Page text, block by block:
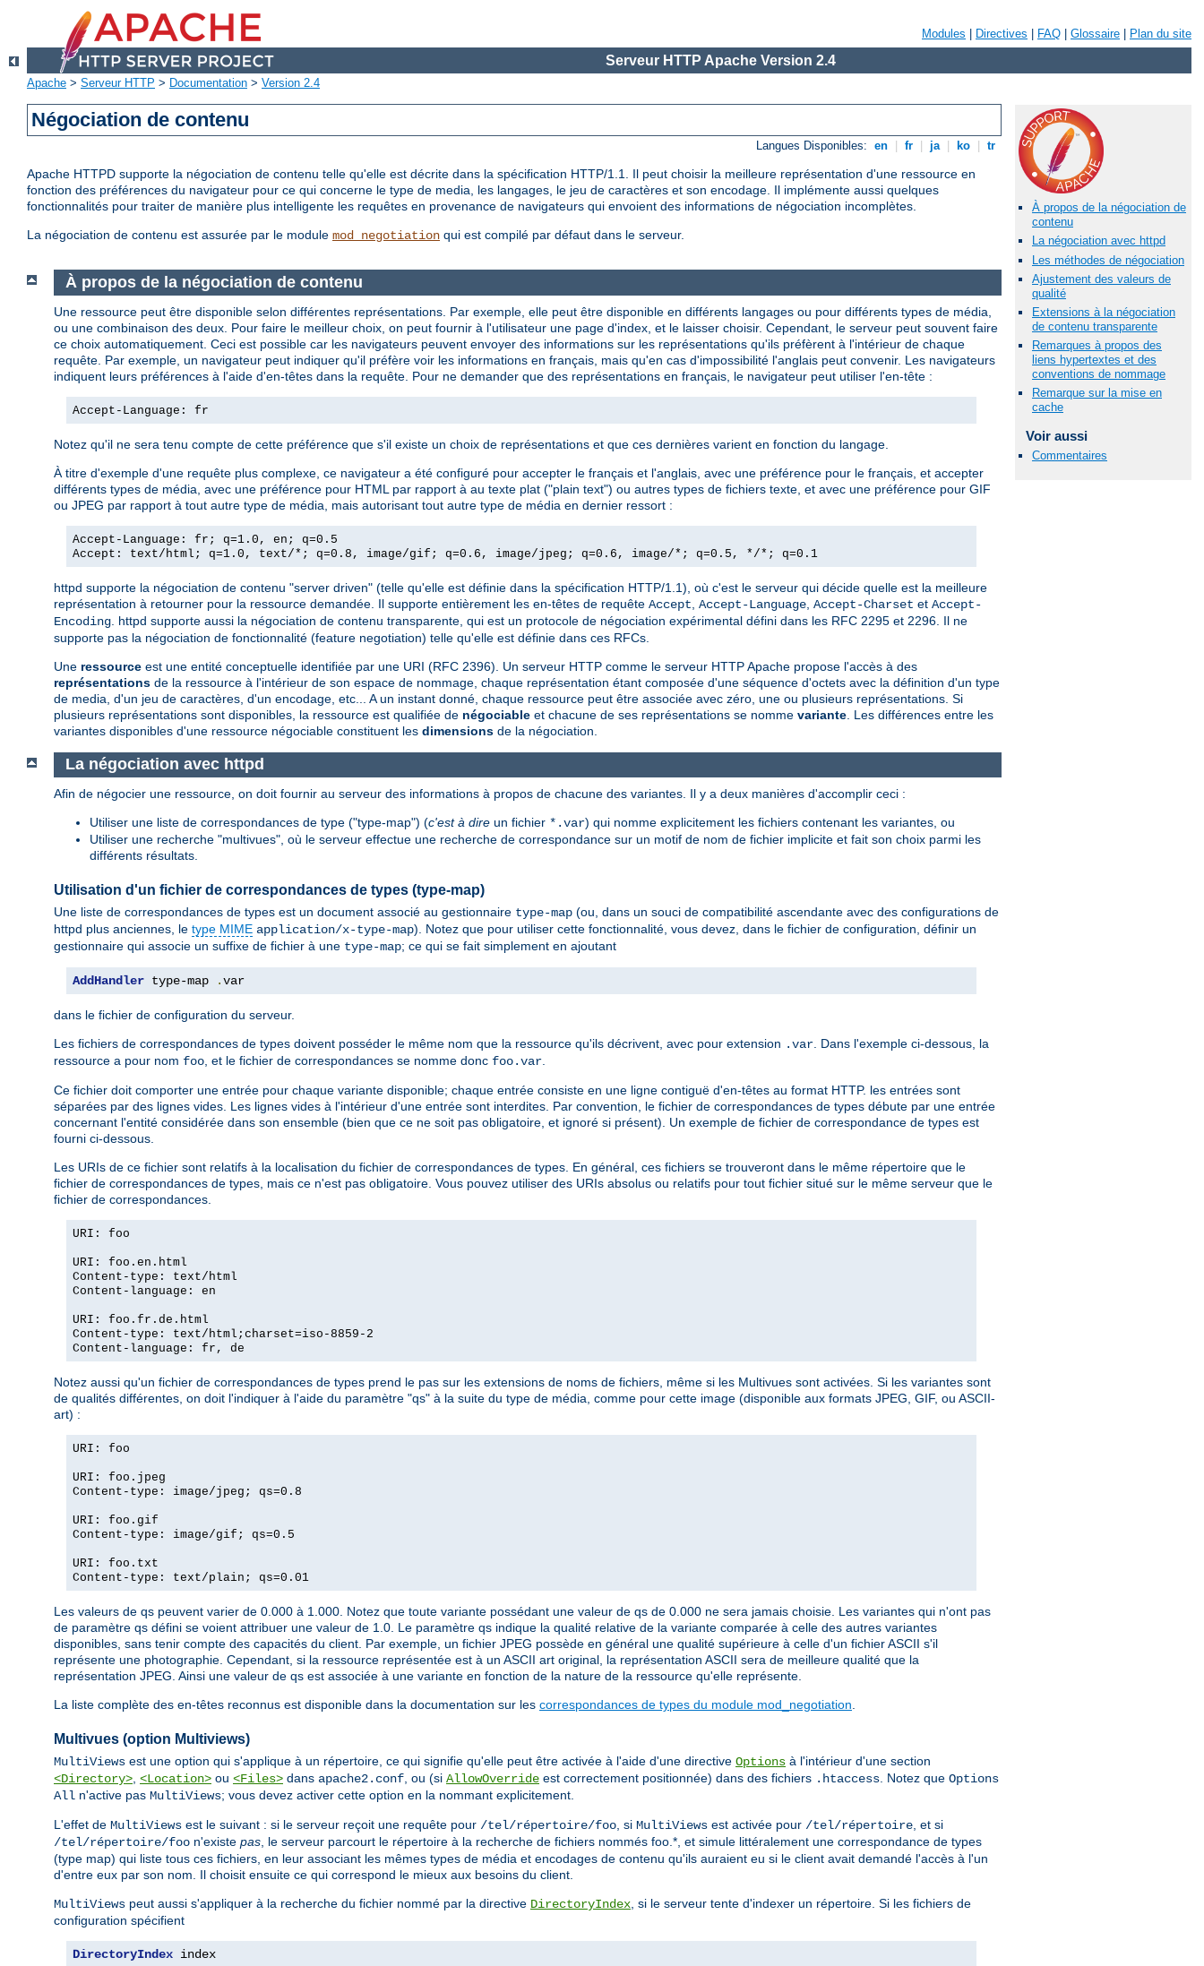
Modules Directives FAQ Glossaire Plan du site
Serveur HTTP Apache Version 2.4
Apache > Serveur HTTP > Documentation > Version 2.4
Négociation de contenu
Langues Disponibles: en fr ja ko tr
Apache HTTPD supporte la négociation de contenu telle qu'elle est décrite dans la spécification HTTP/1.1. Il peut choisir la meilleure représentation d'une ressource en
fonction des préférences du navigateur pour ce qui concerne le type de media, les langages, le jeu de caractères et son encodage. Il implémente aussi quelques
fonctionnalités pour traiter de manière plus intelligente les requêtes en provenance de navigateurs qui envoient des informations de négociation incomplètes.
La négociation de contenu est assurée par le module mod_negotiation qui est compilé par défaut dans le serveur.
À propos de la négociation de
contenu
La négociation avec httpd
Les méthodes de négociation
Ajustement des valeurs de
qualité
Extensions à la négociation
de contenu transparente
Remarques à propos des
liens hypertextes et des
conventions de nommage
Remarque sur la mise en
cache
Voir aussi
Commentaires
À propos de la négociation de contenu
Une ressource peut être disponible selon différentes représentations. Par exemple, elle peut être disponible en différents langages ou pour différents types de média,
ou une combinaison des deux. Pour faire le meilleur choix, on peut fournir à l'utilisateur une page d'index, et le laisser choisir. Cependant, le serveur peut souvent faire
ce choix automatiquement. Ceci est possible car les navigateurs peuvent envoyer des informations sur les représentations qu'ils préfèrent à l'intérieur de chaque
requête. Par exemple, un navigateur peut indiquer qu'il préfère voir les informations en français, mais qu'en cas d'impossibilité l'anglais peut convenir. Les navigateurs
indiquent leurs préférences à l'aide d'en-têtes dans la requête. Pour ne demander que des représentations en français, le navigateur peut utiliser l'en-tête :
Accept-Language: fr
Notez qu'il ne sera tenu compte de cette préférence que s'il existe un choix de représentations et que ces dernières varient en fonction du langage.
À titre d'exemple d'une requête plus complexe, ce navigateur a été configuré pour accepter le français et l'anglais, avec une préférence pour le français, et accepter
différents types de média, avec une préférence pour HTML par rapport à au texte plat ("plain text") ou autres types de fichiers texte, et avec une préférence pour GIF
ou JPEG par rapport à tout autre type de média, mais autorisant tout autre type de média en dernier ressort :
Accept-Language: fr; q=1.0, en; q=0.5
Accept: text/html; q=1.0, text/*; q=0.8, image/gif; q=0.6, image/jpeg; q=0.6, image/*; q=0.5, */*; q=0.1
httpd supporte la négociation de contenu "server driven" (telle qu'elle est définie dans la spécification HTTP/1.1), où c'est le serveur qui décide quelle est la meilleure
représentation à retourner pour la ressource demandée. Il supporte entièrement les en-têtes de requête Accept Accept-Language Accept-Charset et Accept-
Encoding . httpd supporte aussi la négociation de contenu transparente, qui est un protocole de négociation expérimental défini dans les RFC 2295 et 2296. Il ne
supporte pas la négociation de fonctionnalité (feature negotiation) telle qu'elle est définie dans ces RFCs.
Une ressource est une entité conceptuelle identifiée par une URI (RFC 2396). Un serveur HTTP comme le serveur HTTP Apache propose l'accès à des
représentations de la ressource à l'intérieur de son espace de nommage, chaque représentation étant composée d'une séquence d'octets avec la définition d'un type
de media, d'un jeu de caractères, d'un encodage, etc... A un instant donné, chaque ressource peut être associée avec zéro, une ou plusieurs représentations. Si
plusieurs représentations sont disponibles, la ressource est qualifiée de négociable et chacune de ses représentations se nomme variante . Les différences entre les
variantes disponibles d'une ressource négociable constituent les dimensions de la négociation.
La négociation avec httpd
Afin de négocier une ressource, on doit fournir au serveur des informations à propos de chacune des variantes. Il y a deux manières d'accomplir ceci :
Utiliser une liste de correspondances de type ("type-map") (c'est à dire un fichier *.var) qui nomme explicitement les fichiers contenant les variantes, ou
Utiliser une recherche "multivues", où le serveur effectue une recherche de correspondance sur un motif de nom de fichier implicite et fait son choix parmi les
différents résultats.
Utilisation d'un fichier de correspondances de types (type-map)
Une liste de correspondances de types est un document associé au gestionnaire type-map (ou, dans un souci de compatibilité ascendante avec des configurations de
httpd plus anciennes, le type MIME application/x-type-map). Notez que pour utiliser cette fonctionnalité, vous devez, dans le fichier de configuration, définir un
gestionnaire qui associe un suffixe de fichier à une type-map; ce qui se fait simplement en ajoutant
AddHandler type-map .var
dans le fichier de configuration du serveur.
Les fichiers de correspondances de types doivent posséder le même nom que la ressource qu'ils décrivent, avec pour extension .var. Dans l'exemple ci-dessous, la
ressource a pour nom foo, et le fichier de correspondances se nomme donc foo.var.
Ce fichier doit comporter une entrée pour chaque variante disponible; chaque entrée consiste en une ligne contiguë d'en-têtes au format HTTP. les entrées sont
séparées par des lignes vides. Les lignes vides à l'intérieur d'une entrée sont interdites. Par convention, le fichier de correspondances de types débute par une entrée
concernant l'entité considérée dans son ensemble (bien que ce ne soit pas obligatoire, et ignoré si présent). Un exemple de fichier de correspondance de types est
fourni ci-dessous.
Les URIs de ce fichier sont relatifs à la localisation du fichier de correspondances de types. En général, ces fichiers se trouveront dans le même répertoire que le
fichier de correspondances de types, mais ce n'est pas obligatoire. Vous pouvez utiliser des URIs absolus ou relatifs pour tout fichier situé sur le même serveur que le
fichier de correspondances.
URI: foo
URI: foo.en.html
Content-type: text/html
Content-language: en
URI: foo.fr.de.html
Content-type: text/html;charset=iso-8859-2
Content-language: fr, de
Notez aussi qu'un fichier de correspondances de types prend le pas sur les extensions de noms de fichiers, même si les Multivues sont activées. Si les variantes sont
de qualités différentes, on doit l'indiquer à l'aide du paramètre "qs" à la suite du type de média, comme pour cette image (disponible aux formats JPEG, GIF, ou ASCII-
art) :
URI: foo
URI: foo.jpeg
Content-type: image/jpeg; qs=0.8
URI: foo.gif
Content-type: image/gif; qs=0.5
URI: foo.txt
Content-type: text/plain; qs=0.01
Les valeurs de qs peuvent varier de 0.000 à 1.000. Notez que toute variante possédant une valeur de qs de 0.000 ne sera jamais choisie. Les variantes qui n'ont pas
de paramètre qs défini se voient attribuer une valeur de 1.0. Le paramètre qs indique la qualité relative de la variante comparée à celle des autres variantes
disponibles, sans tenir compte des capacités du client. Par exemple, un fichier JPEG possède en général une qualité supérieure à celle d'un fichier ASCII s'il
représente une photographie. Cependant, si la ressource représentée est à un ASCII art original, la représentation ASCII sera de meilleure qualité que la
représentation JPEG. Ainsi une valeur de qs est associée à une variante en fonction de la nature de la ressource qu'elle représente.
La liste complète des en-têtes reconnus est disponible dans la documentation sur les correspondances de types du module mod_negotiation.
Multivues (option Multiviews)
MultiViews est une option qui s'applique à un répertoire, ce qui signifie qu'elle peut être activée à l'aide d'une directive Options à l'intérieur d'une section
<Directory>, <Location> ou <Files> dans apache2.conf, ou (si AllowOverride est correctement positionnée) dans des fichiers .htaccess. Notez que Options
All n'active pas MultiViews; vous devez activer cette option en la nommant explicitement.
L'effet de MultiViews est le suivant : si le serveur reçoit une requête pour /tel/répertoire/foo, si MultiViews est activée pour /tel/répertoire, et si
/tel/répertoire/foo n'existe pas, le serveur parcourt le répertoire à la recherche de fichiers nommés foo.*, et simule littéralement une correspondance de types
(type map) qui liste tous ces fichiers, en leur associant les mêmes types de média et encodages de contenu qu'ils auraient eu si le client avait demandé l'accès à l'un
d'entre eux par son nom. Il choisit ensuite ce qui correspond le mieux aux besoins du client.
MultiViews peut aussi s'appliquer à la recherche du fichier nommé par la directive DirectoryIndex, si le serveur tente d'indexer un répertoire. Si les fichiers de
configuration spécifient
DirectoryIndex index